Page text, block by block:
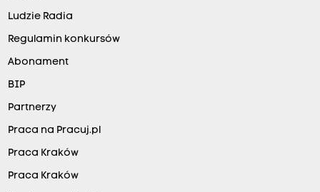
Ludzie Radia
Regulamin konkursów
Abonament
BIP
Partnerzy
Praca na Pracuj.pl
Praca Kraków
Praca Kraków